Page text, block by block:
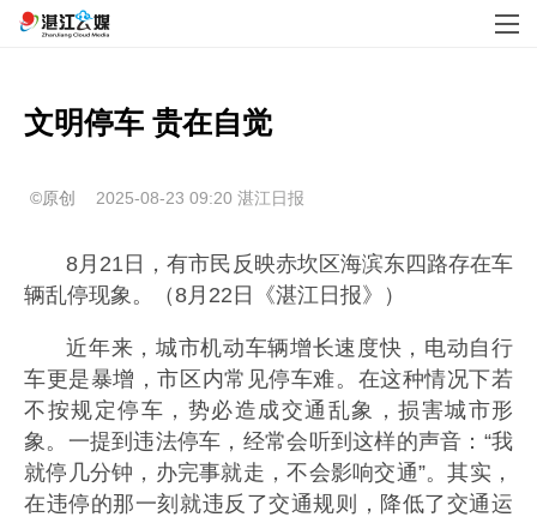
文明停车 贵在自觉
©原创 2025-08-23 09:20 湛江日报
8月21日，有市民反映赤坎区海滨东四路存在车
辆乱停现象。（8月22日《湛江日报》）
近年来，城市机动车辆增长速度快，电动自行
车更是暴增，市区内常见停车难。在这种情况下若
不按规定停车，势必造成交通乱象，损害城市形
象。一提到违法停车，经常会听到这样的声音：“我
就停几分钟，办完事就走，不会影响交通”。其实，
在违停的那一刻就违反了交通规则，降低了交通运